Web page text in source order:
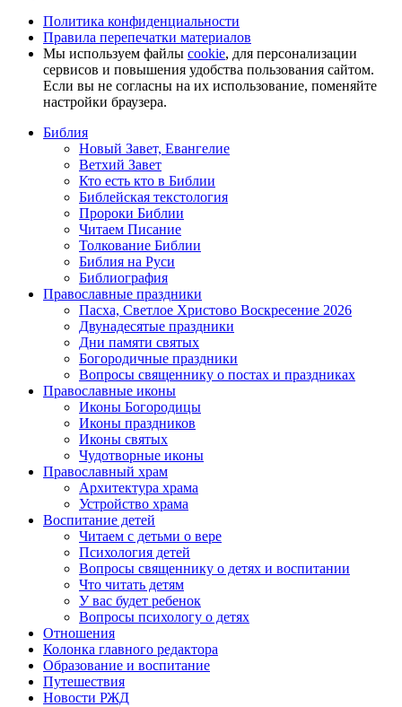
Политика конфиденциальности
Правила перепечатки материалов
Мы используем файлы cookie, для персонализации
сервисов и повышения удобства пользования сайтом.
Если вы не согласны на их использование, поменяйте
настройки браузера.
Библия
Новый Завет, Евангелие
Ветхий Завет
Кто есть кто в Библии
Библейская текстология
Пророки Библии
Читаем Писание
Толкование Библии
Библия на Руси
Библиография
Православные праздники
Пасха, Светлое Христово Воскресение 2026
Двунадесятые праздники
Дни памяти святых
Богородичные праздники
Вопросы священнику о постах и праздниках
Православные иконы
Иконы Богородицы
Иконы праздников
Иконы святых
Чудотворные иконы
Православный храм
Архитектура храма
Устройство храма
Воспитание детей
Читаем с детьми о вере
Психология детей
Вопросы священнику о детях и воспитании
Что читать детям
У вас будет ребенок
Вопросы психологу о детях
Отношения
Колонка главного редактора
Образование и воспитание
Путешествия
Новости РЖД